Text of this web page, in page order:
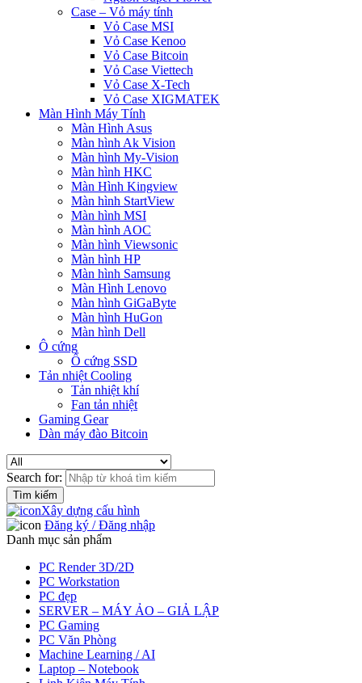
Case – Vỏ máy tính
Vỏ Case MSI
Vỏ Case Kenoo
Vỏ Case Bitcoin
Vỏ Case Viettech
Vỏ Case X-Tech
Vỏ Case XIGMATEK
Màn Hình Máy Tính
Màn Hình Asus
Màn hình Ak Vision
Màn hình My-Vision
Màn hình HKC
Màn Hình Kingview
Màn hình StartView
Màn hình MSI
Màn hình AOC
Màn hình Viewsonic
Màn hình HP
Màn hình Samsung
Màn Hình Lenovo
Màn hình GiGaByte
Màn hình HuGon
Màn hình Dell
Ô cứng
Ổ cứng SSD
Tản nhiệt Cooling
Tản nhiệt khí
Fan tản nhiệt
Gaming Gear
Dàn máy đào Bitcoin
Search for:
Xây dựng cấu hình
Đăng ký / Đăng nhập
Danh mục sản phẩm
PC Render 3D/2D
PC Workstation
PC đẹp
SERVER – MÁY ẢO – GIẢ LẬP
PC Gaming
PC Văn Phòng
Machine Learning / AI
Laptop – Notebook